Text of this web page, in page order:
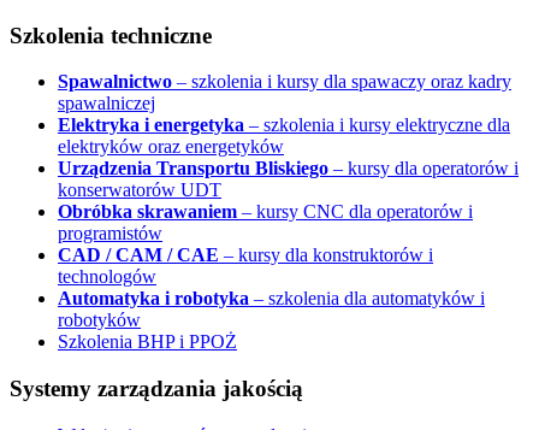
Szkolenia techniczne
Spawalnictwo – szkolenia i kursy dla spawaczy oraz kadry
spawalniczej
Elektryka i energetyka – szkolenia i kursy elektryczne dla
elektryków oraz energetyków
Urządzenia Transportu Bliskiego – kursy dla operatorów i
konserwatorów UDT
Obróbka skrawaniem – kursy CNC dla operatorów i
programistów
CAD / CAM / CAE – kursy dla konstruktorów i
technologów
Automatyka i robotyka – szkolenia dla automatyków i
robotyków
Szkolenia BHP i PPOŻ
Systemy zarządzania jakością